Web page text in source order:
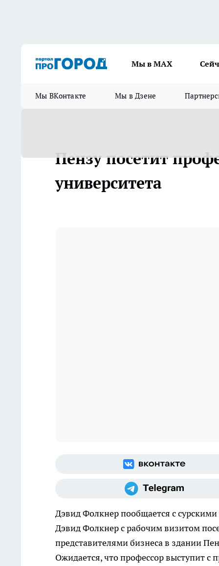
Мы в МАХ
Мы ВКонтакте Мы в Дзене
Пензу посетит
университета
Дэвид Фолкнер пообщается с
Дэвид Фолкнер с рабочим визитом
представителями бизнеса в здании
Ожидается, что профессор выступит